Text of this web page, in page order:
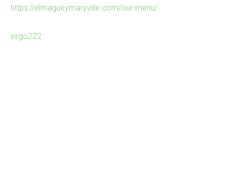
https://elmagueymaryville.com/our-menu/
virgo222